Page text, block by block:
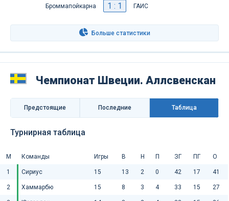
Броммапойкарна 1 : 1 ГАИС
Больше статистики
Чемпионат Швеции. Аллсвенскан
Предстоящие Последниe Таблица
Турнирная таблица
М Команды Игры В Н П ЗГ ПГ О
1 Сириус 15 13 2 0 42 17 41
2 Хаммарбю 15 8 3 4 33 15 27